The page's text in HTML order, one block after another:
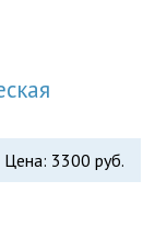
Цена: 3300 руб.